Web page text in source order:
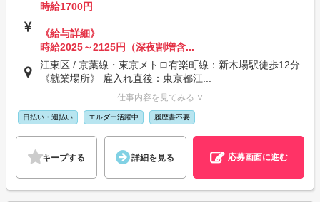
時給1700円
《給与詳細》
時給2025～2125円（深夜割増含...
江東区 / 京葉線・東京メトロ有楽町線：新木場駅徒歩12分
《就業場所》 雇入れ直後：東京都江...
仕事内容を見てみる ∨
日払い・週払い エルダー活躍中 履歴書不要
キープする 詳細を見る 応募画面に進む